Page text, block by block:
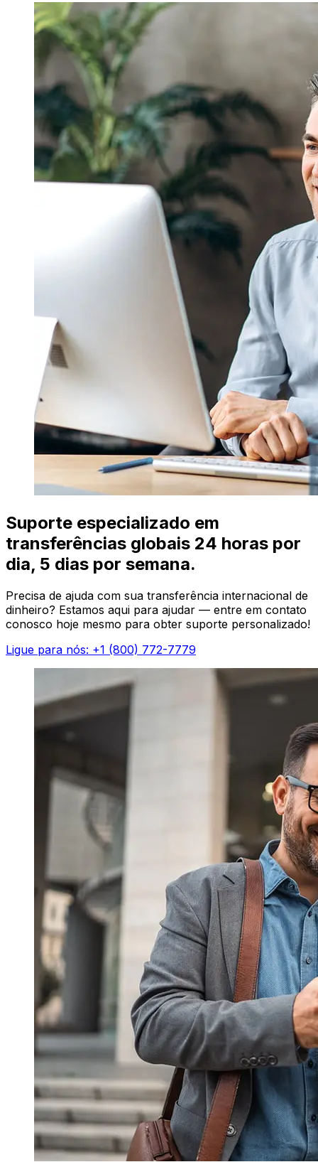
Suporte especializado em
transferências globais 24 horas por
dia, 5 dias por semana.
Precisa de ajuda com sua transferência internacional de
dinheiro? Estamos aqui para ajudar — entre em contato
conosco hoje mesmo para obter suporte personalizado!
Ligue para nós: +1 (800) 772-7779